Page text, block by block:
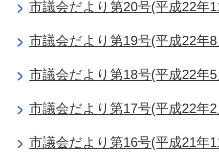
市議会だより第20号(平成22年
市議会だより第19号(平成22年
市議会だより第18号(平成22年
市議会だより第17号(平成22年
市議会だより第16号(平成21年